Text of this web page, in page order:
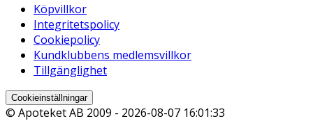
Köpvillkor
Integritetspolicy
Cookiepolicy
Kundklubbens medlemsvillkor
Tillgänglighet
Cookieinställningar
© Apoteket AB 2009 - 2026-08-07 16:01:33